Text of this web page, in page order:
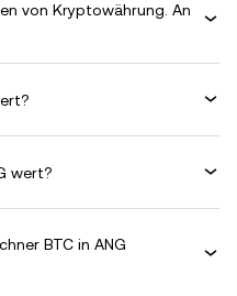
von Kryptowährung. An
wert?
BTC in ANG